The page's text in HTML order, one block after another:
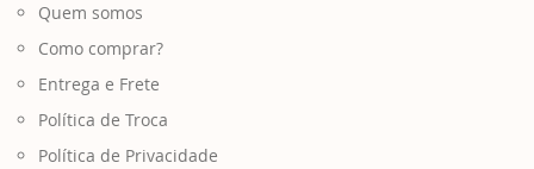
Quem somos
Como comprar?
Entrega e Frete
Política de Troca
Política de Privacidade